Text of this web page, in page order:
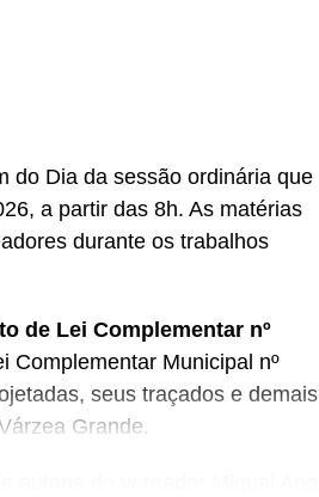
do Dia da sessão ordinária que
a partir das 8h. As matérias
durante os trabalhos
de Lei Complementar nº
Complementar Municipal nº
seus traçados e demais
Grande.